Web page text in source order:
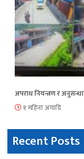
अपराध नियन्त्रण र
१ महिना अगाडि
Recent Posts